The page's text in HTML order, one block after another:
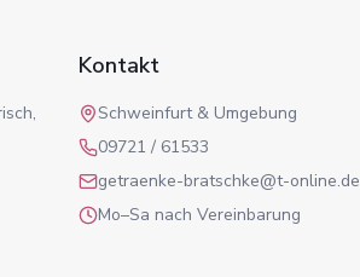
Kontakt
Schweinfurt & Umgebung
09721 / 61533
getraenke-bratschke@t-online.de
Mo–Sa nach Vereinbarung